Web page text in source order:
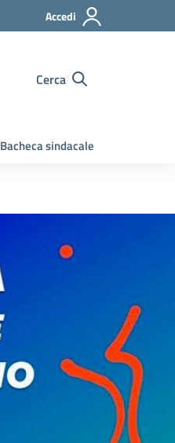
Accedi
Cerca
Bacheca sindacale